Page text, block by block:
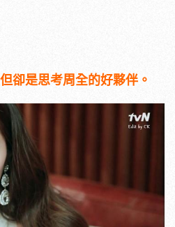
卻是思考周全的好夥伴。